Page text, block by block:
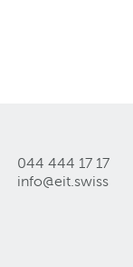
044 444 17 17
info@eit swiss